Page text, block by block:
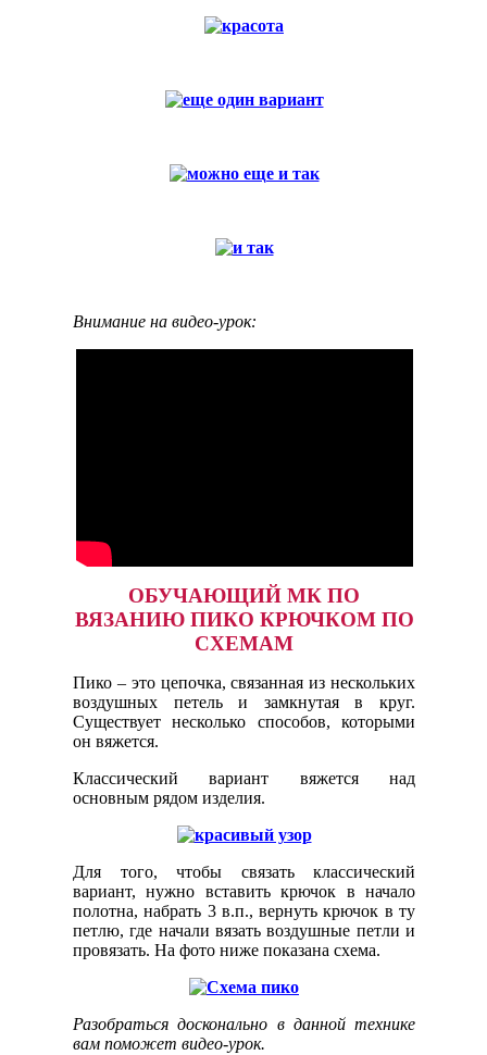
Внимание на видео-урок:
ОБУЧАЮЩИЙ МК ПО
ВЯЗАНИЮ ПИКО КРЮЧКОМ ПО
СХЕМАМ
Пико – это цепочка, связанная из нескольких
воздушных петель и замкнутая в круг.
Существует несколько способов, которыми
он вяжется.
Классический вариант вяжется над
основным рядом изделия.
Для того, чтобы связать классический
вариант, нужно вставить крючок в начало
полотна, набрать 3 в.п., вернуть крючок в ту
петлю, где начали вязать воздушные петли и
провязать. На фото ниже показана схема.
Разобраться досконально в данной технике
вам поможет видео-урок.